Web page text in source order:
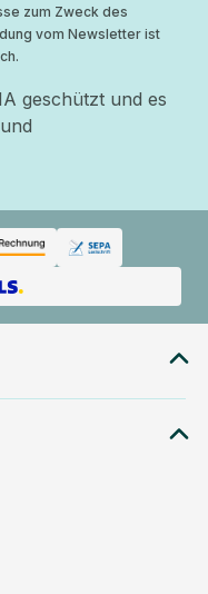
zum Zweck des
vom Newsletter ist
geschützt und es
und